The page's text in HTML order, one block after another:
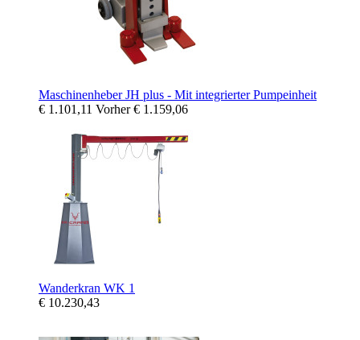
Maschinenheber JH plus - Mit integrierter Pumpeinheit
€ 1.101,11 Vorher€ 1.159,06
Wanderkran WK 1
€ 10.230,43